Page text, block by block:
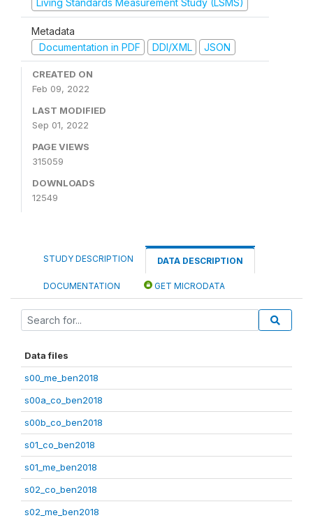
Living Standards Measurement Study (LSMS)
Metadata
Documentation in PDF
DDI/XML JSON
CREATED ON
Feb 09, 2022
LAST MODIFIED
Sep 01, 2022
PAGE VIEWS
315059
DOWNLOADS
12549
STUDY DESCRIPTION DATA DESCRIPTION
DOCUMENTATION GET MICRODATA
Data files
s00_me_ben2018
s00a_co_ben2018
s00b_co_ben2018
s01_co_ben2018
s01_me_ben2018
s02_co_ben2018
s02_me_ben2018